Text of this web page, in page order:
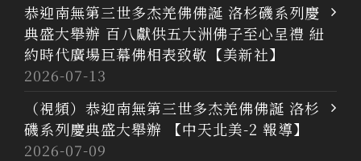
恭迎南無第三世多杰羌佛佛誕 洛杉磯系列慶
典盛大舉辦 百八獻供五大洲佛子至心呈禮 紐
約時代廣場巨幕佛相表致敬【美新社】
2026-07-13
（視頻）恭迎南無第三世多杰羌佛佛誕 洛杉
磯系列慶典盛大舉辦 【中天北美-2 報導】
2026-07-09